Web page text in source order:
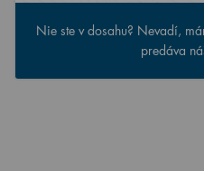
Nie ste v dosahu? Nevadí,
predáva